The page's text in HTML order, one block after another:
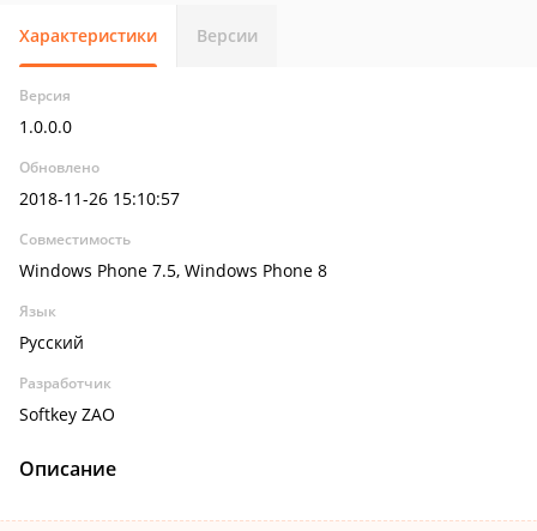
Характеристики Версии
Версия
1.0.0.0
Обновлено
2018-11-26 15:10:57
Совместимость
Windows Phone 7.5, Windows Phone 8
Язык
Русский
Разработчик
Softkey ZAO
Описание